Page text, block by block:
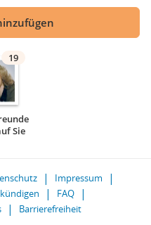
19
Sie
Impressum
FAQ
Barrierefreiheit